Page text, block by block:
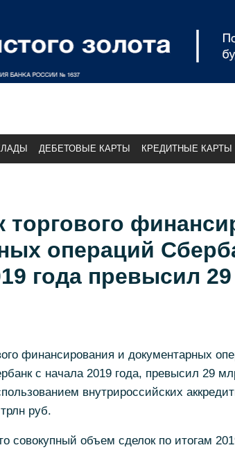
ДЕБЕТОВЫЕ КАРТЫ КРЕДИТНЫЕ КАРТЫ
операций
года превысил
финансирования и документарных
с начала 2019 года, превысил 29
внутрироссийских
руб.
совокупный объем сделок по итогам